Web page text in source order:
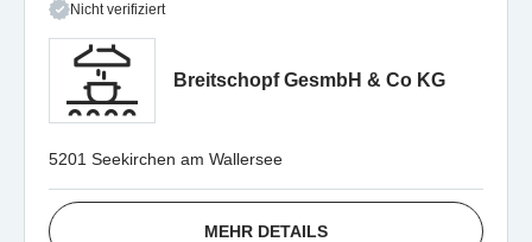
Nicht verifiziert
Breitschopf GesmbH & Co KG
5201 Seekirchen am Wallersee
MEHR DETAILS